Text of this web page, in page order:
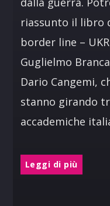
riassunto il libro
border line –
Guglielmo
Dario Cangemi,
stanno girando
accademiche
Leggi di più